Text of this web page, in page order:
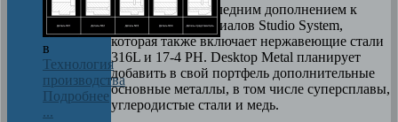
H13 является последним дополнением к
библиотеке материалов Studio System,
которая также включает нержавеющие стали
316L и 17-4 PH. Desktop Metal планирует
добавить в свой портфель дополнительные
основные металлы, в том числе суперсплавы,
углеродистые стали и медь.
в
Технология
производства
Подробнее
...